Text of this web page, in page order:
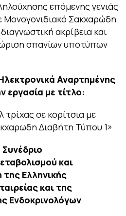
επόμενης γενιάς
Μονογονιδιακό Σακχαρώδη
ακρίβεια και
σπανίων υποτύπων
Αναρτημένης
εργασία με τίτλο:
σε κορίτσια με
Διαβήτη Τύπου 1»
και
Ελληνικής
και της
Ενδοκρινολόγων